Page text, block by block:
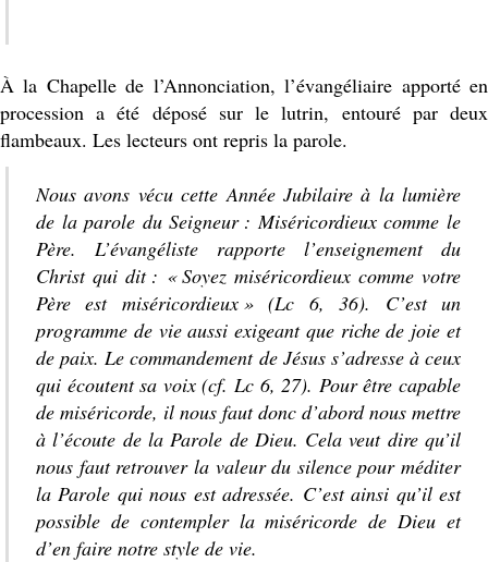
À la Chapelle de l’Annonciation, l’évangéliaire apporté en
procession a été déposé sur le lutrin, entouré par deux
flambeaux. Les lecteurs ont repris la parole.
Nous avons vécu cette Année Jubilaire à la lumière
de la parole du Seigneur : Miséricordieux comme le
Père. L’évangéliste rapporte l’enseignement du
Christ qui dit : « Soyez miséricordieux comme votre
Père est miséricordieux » (Lc 6, 36). C’est un
programme de vie aussi exigeant que riche de joie et
de paix. Le commandement de Jésus s’adresse à ceux
qui écoutent sa voix (cf. Lc 6, 27). Pour être capable
de miséricorde, il nous faut donc d’abord nous mettre
à l’écoute de la Parole de Dieu. Cela veut dire qu’il
nous faut retrouver la valeur du silence pour méditer
la Parole qui nous est adressée. C’est ainsi qu’il est
possible de contempler la miséricorde de Dieu et
d’en faire notre style de vie.